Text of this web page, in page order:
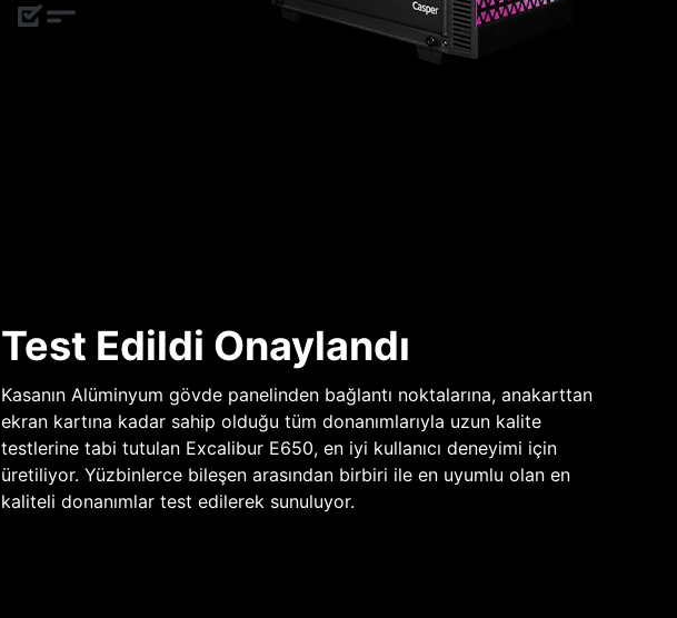
Test Edildi Onaylandı
Kasanın Alüminyum gövde panelinden bağlantı noktalarına, anakarttan
ekran kartına kadar sahip olduğu tüm donanımlarıyla uzun kalite
testlerine tabi tutulan Excalibur E650, en iyi kullanıcı deneyimi için
üretiliyor. Yüzbinlerce bileşen arasından birbiri ile en uyumlu olan en
kaliteli donanımlar test edilerek sunuluyor.